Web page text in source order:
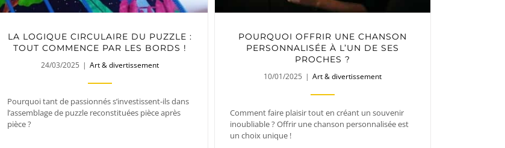
LA LOGIQUE CIRCULAIRE DU PUZZLE :
TOUT COMMENCE PAR LES BORDS !
24/03/2025 | Art & divertissement
Pourquoi tant de passionnés s’investissent-ils dans
l’assemblage de puzzle reconstituées pièce après
pièce ?
POURQUOI OFFRIR UNE CHANSON
PERSONNALISÉE À L’UN DE SES
PROCHES ?
10/01/2025 | Art & divertissement
Comment faire plaisir tout en créant un souvenir
inoubliable ? Offrir une chanson personnalisée est
un choix unique !